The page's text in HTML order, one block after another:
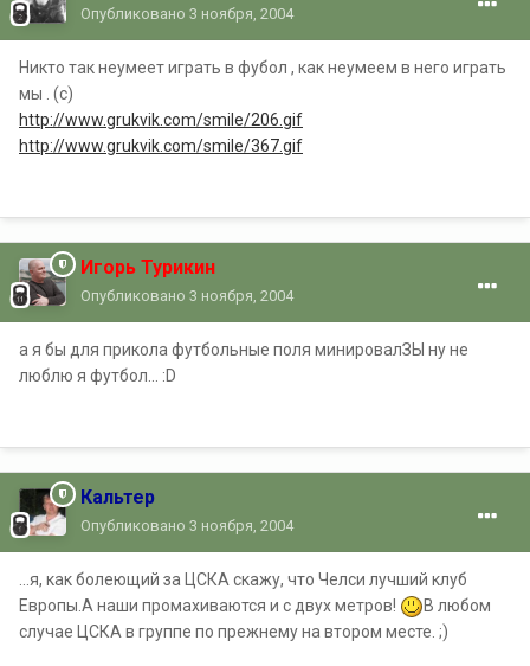
Опубликовано 3 ноября, 2004
Никто так неумеет играть в фубол , как неумеем в него играть
мы . (с)
http://www.grukvik.com/smile/206.gif
http://www.grukvik.com/smile/367.gif
Игорь Турикин
Опубликовано 3 ноября, 2004
а я бы для прикола футбольные поля минировалЗЫ ну не
люблю я футбол... :D
Кальтер
Опубликовано 3 ноября, 2004
...я, как болеющий за ЦСКА скажу, что Челси лучший клуб
Европы.А наши промахиваются и с двух метров!
В любом
случае ЦСКА в группе по прежнему на втором месте. ;)